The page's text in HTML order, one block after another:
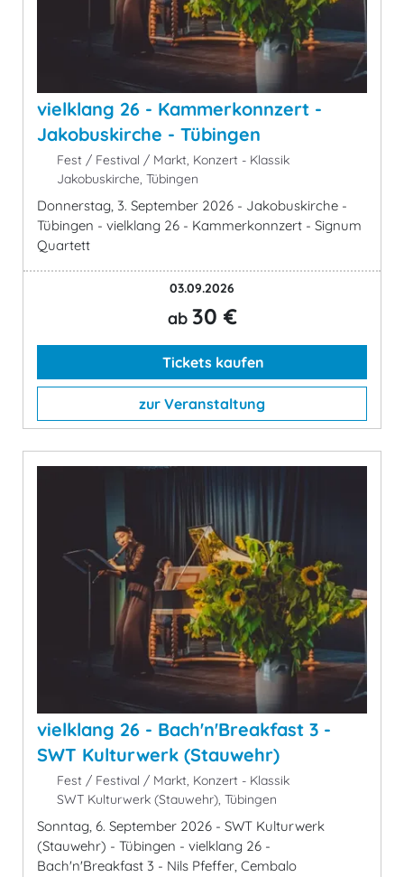
vielklang 26 - Kammerkonnzert -
Jakobuskirche - Tübingen
Fest / Festival / Markt, Konzert - Klassik
Jakobuskirche, Tübingen
Donnerstag, 3. September 2026 - Jakobuskirche -
Tübingen - vielklang 26 - Kammerkonnzert - Signum
Quartett
03.09.2026
ab 30 €
Tickets kaufen
zur Veranstaltung
vielklang 26 - Bach'n'Breakfast 3 -
SWT Kulturwerk (Stauwehr)
Fest / Festival / Markt, Konzert - Klassik
SWT Kulturwerk (Stauwehr), Tübingen
Sonntag, 6. September 2026 - SWT Kulturwerk
(Stauwehr) - Tübingen - vielklang 26 -
Bach'n'Breakfast 3 - Nils Pfeffer, Cembalo